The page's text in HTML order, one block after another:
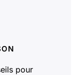
pour